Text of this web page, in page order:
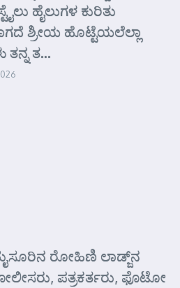
ಹೈಲುಗಳ ಕುರಿತು
ಶ್ರೀಯ ಹೊಟ್ಟೆಯಲೆಲ್ಲಾ
ತ...
ರೋಹಿಣಿ ಲಾಡ್ಜ್‌ನ
ಪತ್ರಕರ್ತರು, ಫೊಟೋ